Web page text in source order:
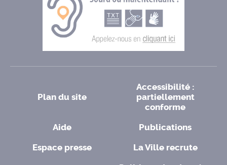
Plan du site
Accessibilité :
partiellement
conforme
Aide
Publications
Espace presse
La Ville recrute